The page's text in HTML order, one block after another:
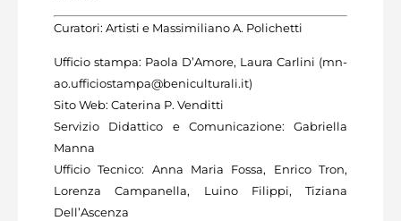
Curatori: Artisti e Massimiliano A. Polichetti
Ufficio stampa: Paola D’Amore, Laura Carlini (mn-
ao.ufficiostampa@beniculturali.it)
Sito Web: Caterina P. Venditti
Servizio Didattico e Comunicazione: Gabriella
Manna
Ufficio Tecnico: Anna Maria Fossa, Enrico Tron,
Lorenza Campanella, Luino Filippi, Tiziana
Dell’Ascenza